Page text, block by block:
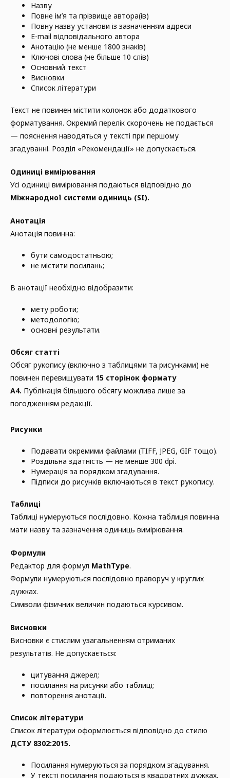
Назву
Повне ім’я та прізвище автора(ів)
Повну назву установи із зазначенням адреси
E-mail відповідального автора
Анотацію (не менше 1800 знаків)
Ключові слова (не більше 10 слів)
Основний текст
Висновки
Список літератури
Текст не повинен містити колонок або додаткового
форматування. Окремий перелік скорочень не подається
— пояснення наводяться у тексті при першому
згадуванні. Розділ «Рекомендації» не допускається.
Одиниці вимірювання
Усі одиниці вимірювання подаються відповідно до
Міжнародної системи одиниць (SI).
Анотація
Анотація повинна:
бути самодостатньою;
не містити посилань;
В анотації необхідно відобразити:
мету роботи;
методологію;
основні результати.
Обсяг статті
Обсяг рукопису (включно з таблицями та рисунками) не
повинен перевищувати 15 сторінок формату
А4. Публікація більшого обсягу можлива лише за
погодженням редакції.
Рисунки
Подавати окремими файлами (TIFF, JPEG, GIF тощо).
Роздільна здатність — не менше 300 dpi.
Нумерація за порядком згадування.
Підписи до рисунків включаються в текст рукопису.
Таблиці
Таблиці нумеруються послідовно. Кожна таблиця повинна
мати назву та зазначення одиниць вимірювання.
Формули
Редактор для формул MathType.
Формули нумеруються послідовно праворуч у круглих
дужках.
Символи фізичних величин подаються курсивом.
Висновки
Висновки є стислим узагальненням отриманих
результатів. Не допускається:
цитування джерел;
посилання на рисунки або таблиці;
повторення анотації.
Список літератури
Список літератури оформлюється відповідно до стилю
ДСТУ 8302:2015.
Посилання нумеруються за порядком згадування.
У тексті посилання подаються в квадратних дужках.